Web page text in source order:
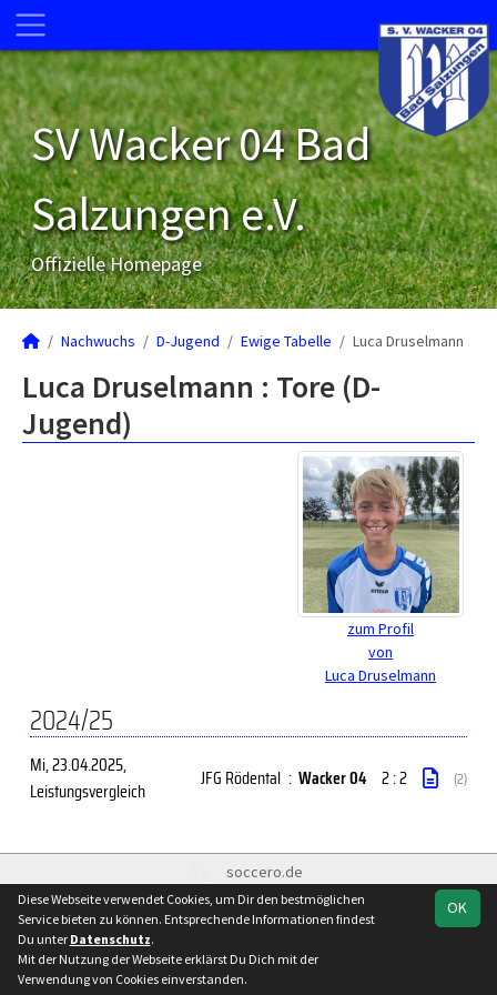
SV Wacker 04 Bad
Salzungen e.V.
Offizielle Homepage
Nachwuchs D-Jugend Ewige Tabelle Luca Druselmann
Luca Druselmann : Tore (D-
Jugend)
zum Profil
von
Luca Druselmann
2024/25
Mi, 23.04.2025,
Leistungsvergleich
JFG Rödental : Wacker 04 2 : 2 (2)
soccero.de
© 2006 - 2026
Besucherstatistik Kontakt Impressum
Geburtstage
OK
Diese Webseite verwendet Cookies, um Dir den bestmöglichen
Service bieten zu können. Entsprechende Informationen findest
Du unter Datenschutz.
Mit der Nutzung der Webseite erklärst Du Dich mit der
Verwendung von Cookies einverstanden.